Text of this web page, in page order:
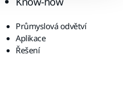
Průmyslová odvětví
Aplikace
Řešení